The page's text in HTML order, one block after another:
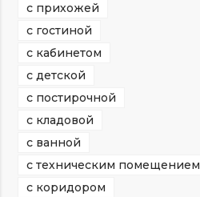
с прихожей
с гостиной
с кабинетом
с детской
с постирочной
с кладовой
с ванной
с техническим помещением
с коридором